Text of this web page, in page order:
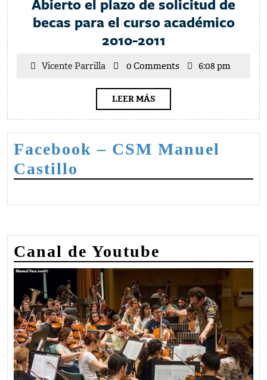
Abierto el plazo de solicitud de
becas para el curso académico
2010-2011
plazo
de
solicitud
de
becas
el
curso
2010-
Vicente ParrillaVicente0 Comments 6:08 pm
LEER MÁSLEER
MÁS
Facebook – CSM Manuel
Castillo
Canal de Youtube